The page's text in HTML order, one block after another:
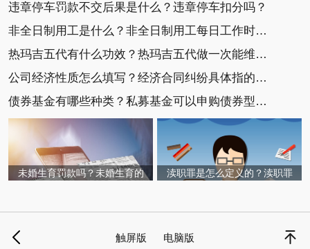
违章停车罚款不交后果是什么？违章停车扣分吗？
非全日制用工是什么？非全日制用工每日工作时间不
热玛吉五代有什么功效？热玛吉五代做一次能维持多
公司经济性质怎么填写？经济合同纠纷具体指的是什
债券基金有哪些种类？私募基金可以申购债券型基金
未婚生育罚款吗？未婚生育的 渎职罪是怎么定义的？渎职罪
触屏版 电脑版